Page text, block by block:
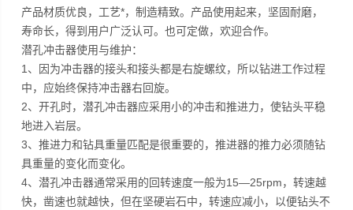
产品材质优良，工艺*，制造精致。产品使用起来，坚固耐磨，
寿命长，得到用户广泛认可。也可定做，欢迎合作。
潜孔冲击器使用与维护：
1、因为冲击器的接头和接头都是右旋螺纹，所以钻进工作过程
中，应始终保持冲击器右回旋。
2、开孔时，潜孔冲击器应采用小的冲击和推进力，使钻头平稳
地进入岩层。
3、推进力和钻具重量匹配是很重要的，推进器的推力必须随钻
具重量的变化而变化。
4、潜孔冲击器通常采用的回转速度一般为15—25rpm，转速越
快，凿速也就越快，但在坚硬岩石中，转速应减小，以便钻头不